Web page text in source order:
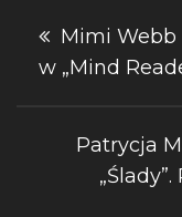
wpisu
Mimi Webb
w „Mind
Patrycja